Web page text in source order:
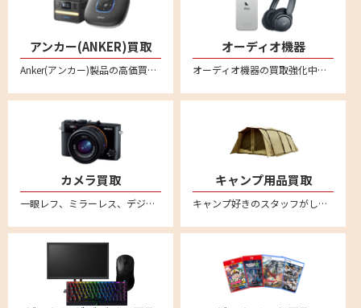
アンカー(ANKER)買取
Anker(アンカー)製品の高価買取ならリムーブ！新品はもちろん中古品もしっかり買い取ります。事前に金額のわかるLINE査定が便利！プロジェクターやプロジェクター、プロジェクター、ポータブル電源、スピーカー、ヘッドホン、イヤホン、ロボット掃除機、ヘッドセット、マイクなど様々なアンカー商品を宅配買取で売ることができます。
オーディオ機器
オーディオ機器の買取強化中。ヘッドセットやスピーカー・アンプ・プレーヤー・レコードプレーヤーなどあらゆるオーディオ機器の買取をおこなっております。音響関連の商品をリムーブへお売りください。全国対応の宅配買取サービスはこちら
カメラ買取
一眼レフ、ミラーレス、デジカメなど不要になったカメラの買取ならリムーブ。古いカメラもしっかり買い取ります。全国対応・送料無料の安心宅配査定。不要になったカメラをお売りください。
キャンプ用品買取
キャンプ好きのスタッフがしっかり買取ります。スノーピークやコールマンなど幅広いアウトドアブランドに対応。テントやタープ、ランタンなどのキャンプ用品を売るならリムーブへ。全国対応・送料無料の宅配査定はこちら